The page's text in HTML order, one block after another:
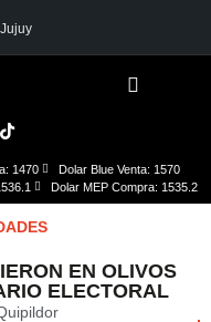
1470
Dolar Blue Venta: 1570
Dolar MEP Compra: 1535.2
EN OLIVOS
ELECTORAL